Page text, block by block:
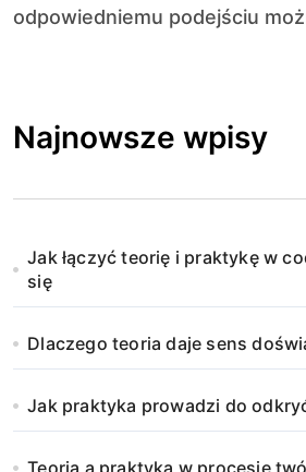
odpowiedniemu podejściu
Najnowsze wpisy
Jak łączyć teorię i praktykę w
się
Dlaczego teoria daje sens
Jak praktyka prowadzi do
Teoria a praktyka w procesie